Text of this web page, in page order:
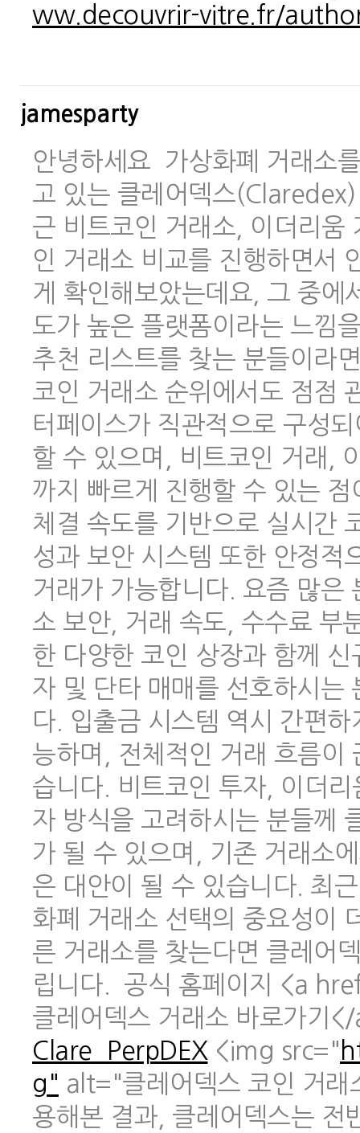
ww.decouvrir-vitre.fr/
jamesparty
안녕하세요 가상화폐 거래소
고 있는 클레어덱스
근 비트코인 거래소, 이더리움
인 거래소 비교를 진행하면서
게 확인해보았는데요, 그 중에
도가 높은 플랫폼이라는 느낌
추천 리스트를 찾는 분들이라
코인 거래소 순위에서도 점점
터페이스가 직관적으로 구성
할 수 있으며, 비트코인 거래,
까지 빠르게 진행할 수 있는
체결 속도를 기반으로 실시간
성과 보안 시스템 또한 안정적
거래가 가능합니다. 요즘 많은
소 보안, 거래 속도, 수수료 부
한 다양한 코인 상장과 함께
자 및 단타 매매를 선호하시는
다. 입출금 시스템 역시 간편
능하며, 전체적인 거래 흐름이
습니다. 비트코인 투자, 이더
자 방식을 고려하시는 분들께
가 될 수 있으며, 기존 거래소
은 대안이 될 수 있습니다. 최
화폐 거래소 선택의 중요성이
른 거래소를 찾는다면 클레어
립니다. 공식 홈페이지 <a
클레어덱스 거래소 바로가기
Clare_PerpDEX <img src="
g" alt="클레어덱스 코인 거래
용해본 결과, 클레어덱스는 전